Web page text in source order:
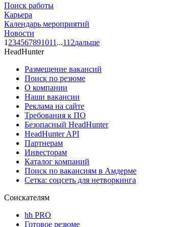
Поиск работы
Карьера
Календарь мероприятий
Новости
1 234567891011 ...112дальше
HeadHunter
Размещение вакансий
Поиск по резюме
О компании
Наши вакансии
Реклама на сайте
Требования к ПО
Безопасный HeadHunter
HeadHunter API
Партнерам
Инвесторам
Каталог компаний
Поиск по вакансиям в Амдерме
Сетка: соцсеть для нетворкинга
Соискателям
hh PRO
Готовое резюме